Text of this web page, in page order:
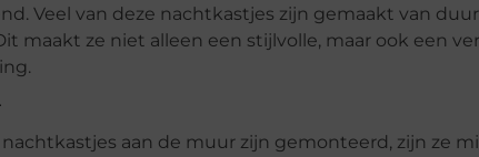
Veel van deze nachtkastjes zijn gemaakt van
maakt ze niet alleen een stijlvolle, maar ook een
aan de muur zijn gemonteerd, zijn ze